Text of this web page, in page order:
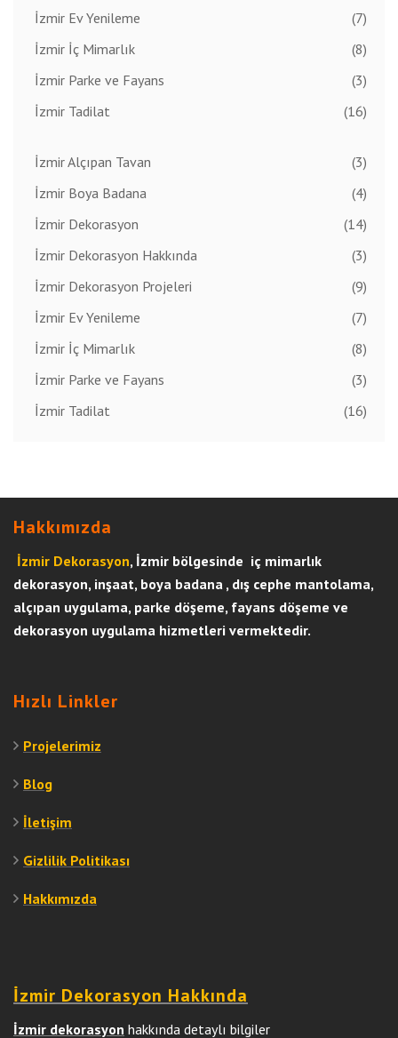
İzmir Ev Yenileme
(7)
İzmir İç Mimarlık
(8)
İzmir Parke ve Fayans
(3)
İzmir Tadilat
(16)
İzmir Alçıpan Tavan
(3)
İzmir Boya Badana
(4)
İzmir Dekorasyon
(14)
İzmir Dekorasyon Hakkında
(3)
İzmir Dekorasyon Projeleri
(9)
İzmir Ev Yenileme
(7)
İzmir İç Mimarlık
(8)
İzmir Parke ve Fayans
(3)
İzmir Tadilat
(16)
Hakkımızda
İzmir Dekorasyon, İzmir bölgesinde iç mimarlık
dekorasyon, inşaat, boya badana , dış cephe mantolama,
alçıpan uygulama, parke döşeme, fayans döşeme ve
dekorasyon uygulama hizmetleri vermektedir.
Hızlı Linkler
Projelerimiz
Blog
İletişim
Gizlilik Politikası
Hakkımızda
İzmir Dekorasyon Hakkında
İzmir dekorasyon hakkında detaylı bilgiler